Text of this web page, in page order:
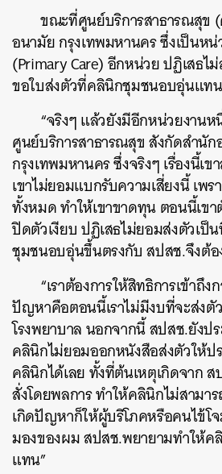
ขณะที่ศูนย์บริการสาธารณสุข
อนามัย กรุงเทพมหานคร ซึ่งเป็นห
(Primary Care) อีกหน่วย ปฏิเสธไ
ขอใบส่งตัวที่คลินิกชุมชนอบอุ่นแทน
“จริงๆ แล้วยังมีอีกหน่วยงาน
ศูนย์บริการสาธารณสุขสังกัดสำนัก
กรุงเทพมหานคร ซึ่งจริงๆ เรื่องนี้เ
เขาไม่ยอมแบกรับความเสี่ยงนี้ เพร
ทั้งหมด ทำให้เขาขาดทุน ตอนนี้เข
ปิดตัวเงียบ ปฏิเสธไม่ยอมส่งตัวเป็
ชุมชนอบอุ่นขึ้นตรงกับ สปสช.จึงต้อ
“เราต้องการให้สิทธิการเข้าถึ
ปัญหาคือตอนนี้เราไม่มีงบที่จะส่งตั
โรงพยาบาล นอกจากนี้ สปสช.ยังป
คลินิกไม่ยอมออกหนังสือส่งตัวให้ป
คลินิกได้เลย ทั้งที่ต้นเหตุเกิดจาก
สั่งโดยพลการ ทำให้คลินิกไม่สาม
เกิดปัญหาก็ให้ผู้บริโภคหรือคนไข้
มองของผม สปสช.พยายามทำให้ค
แทน”